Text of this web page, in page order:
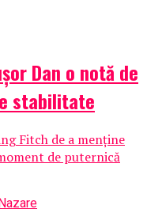
Dan o notă de
stabilitate
Fitch de a menține
de puternică